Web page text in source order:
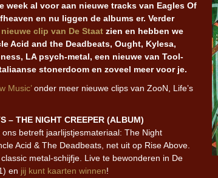
week al voor aan nieuwe tracks van Eagles Of
en nu liggen de albums er. Verder
nieuwe clip van De Staat zien en hebben we
Acid and the Deadbeats, Ought, Kylesa,
LA psych-metal, een nieuwe van Tool-
stonerdoom en zoveel meer voor je.
Music’onder meer nieuwe clips van ZooN, Life’s
– THE NIGHT CREEPER (ALBUM)
betreft jaarlijstjesmateriaal: The Night
Acid & The Deadbeats, net uit op Rise Above.
metal-schijfje. Live te bewonderen in De
en jij kunt kaarten winnen!